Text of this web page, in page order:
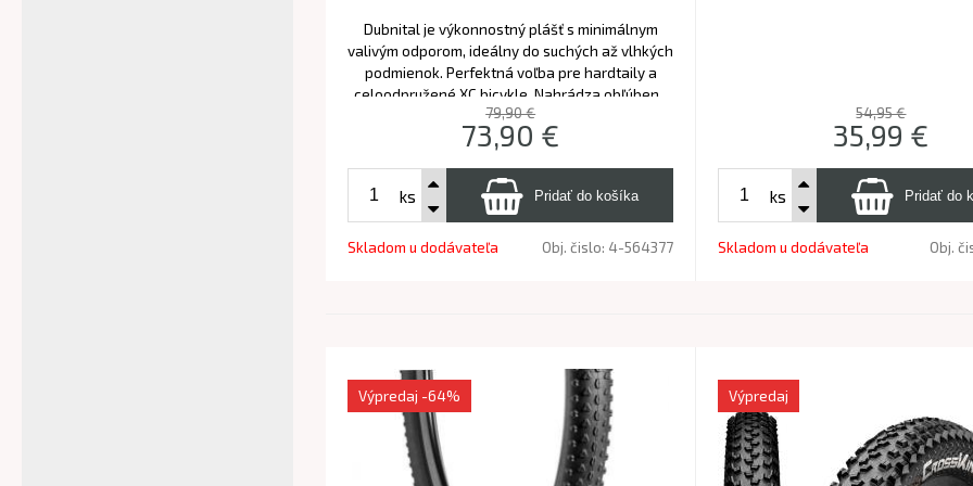
Dubnital je výkonnostný plášť s minimálnym
valivým odporom, ideálny do suchých až vlhkých
podmienok. Perfektná voľba pre hardtaily a
celoodpružené XC bicykle. Nahrádza obľúbený
model Race King.
79,90 €
73,90 €
ks
Skladom u dodávateľa Obj. čislo: 4-564377
54,95 €
35,99 €
ks
Skladom u dodávateľa Obj.
Výpredaj -64% Výpredaj